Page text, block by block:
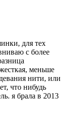
для тех
с более
меньше
нити, или
что нибудь
я брала в 2013